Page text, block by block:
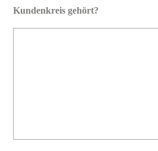
Kundenkreis gehört?